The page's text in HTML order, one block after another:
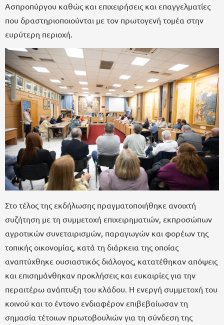
Ασπροπύργου καθώς και επιχειρήσεις και επαγγελματίες
που δραστηριοποιούνται με τον πρωτογενή τομέα στην
ευρύτερη περιοχή.
Στο τέλος της εκδήλωσης πραγματοποιήθηκε ανοιχτή
συζήτηση με τη συμμετοχή επιχειρηματιών, εκπροσώπων
αγροτικών συνεταιρισμών, παραγωγών και φορέων της
τοπικής οικονομίας, κατά τη διάρκεια της οποίας
αναπτύχθηκε ουσιαστικός διάλογος, κατατέθηκαν απόψεις
και επισημάνθηκαν προκλήσεις και ευκαιρίες για την
περαιτέρω ανάπτυξη του κλάδου. Η ενεργή συμμετοχή του
κοινού και το έντονο ενδιαφέρον επιβεβαίωσαν τη
σημασία τέτοιων πρωτοβουλιών για τη σύνδεση της